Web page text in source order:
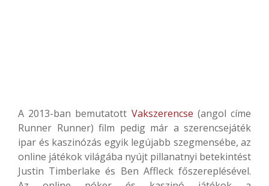
A 2013-ban bemutatott Vakszerencse (angol címe
Runner Runner) film pedig már a szerencsejáték
ipar és kaszinózás egyik legújabb szegmensébe, az
online játékok világába nyújt pillanatnyi betekintést
Justin Timberlake és Ben Affleck főszereplésével.